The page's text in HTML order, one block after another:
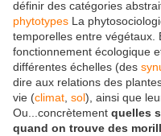
définir des catégories
phytotypes La
temporelles entre végétaux.
fonctionnement écologique
différentes échelles (des
dire aux relations des
vie (climat sol), ainsi que
Ou...concrètement quelles
quand on trouve des